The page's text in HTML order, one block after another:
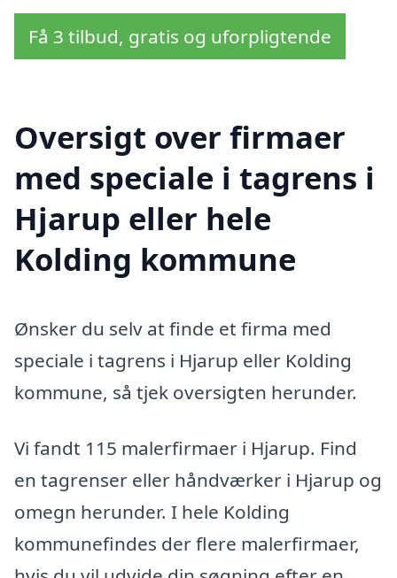
Få 3 tilbud, gratis og uforpligtende
Oversigt over firmaer
med speciale i tagrens i
Hjarup eller hele
Kolding kommune
Ønsker du selv at finde et firma med
speciale i tagrens i Hjarup eller Kolding
kommune, så tjek oversigten herunder.
Vi fandt 115 malerfirmaer i Hjarup. Find
en tagrenser eller håndværker i Hjarup og
omegn herunder. I hele Kolding
kommunefindes der flere malerfirmaer,